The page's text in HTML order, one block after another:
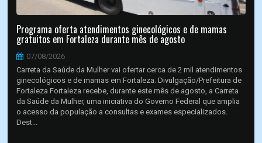
Programa oferta atendimentos ginecológicos e de mamas
gratuitos em Fortaleza durante mês de agosto
07/08/2026
Carreta da Saúde da Mulher vai ofertar cerca de 2 mil atendimentos
ginecológicos e de mamas em Fortaleza. Divulgação/Prefeitura de
Fortaleza Fortaleza recebe, durante este mês de agosto, a Carreta
da Saúde da Mulher, uma iniciativa do Governo Federal que amplia
o acesso da população a consultas e exames especializados.
Dest...